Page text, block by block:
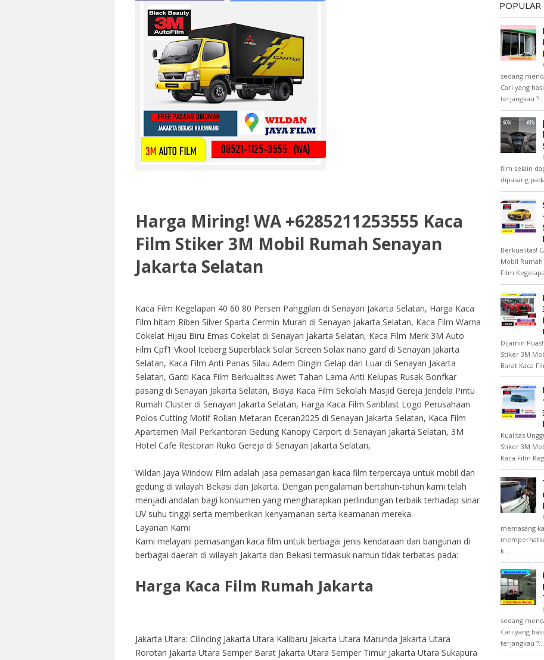
Harga Miring! WA +6285211253555 Kaca
Film Stiker 3M Mobil Rumah Senayan
Jakarta Selatan
Kaca Film Kegelapan 40 60 80 Persen Panggilan di Senayan Jakarta Selatan, Harga Kaca
Film hitam Riben Silver Sparta Cermin Murah di Senayan Jakarta Selatan, Kaca Film Warna
Cokelat Hijau Biru Emas Cokelat di Senayan Jakarta Selatan, Kaca Film Merk 3M Auto
Film Cpf1 Vkool Iceberg Superblack Solar Screen Solax nano gard di Senayan Jakarta
Selatan, Kaca Film Anti Panas Silau Adem Dingin Gelap dari Luar di Senayan Jakarta
Selatan, Ganti Kaca Film Berkualitas Awet Tahan Lama Anti Kelupas Rusak Bonfkar
pasang di Senayan Jakarta Selatan, Biaya Kaca Film Sekolah Masjid Gereja Jendela Pintu
Rumah Cluster di Senayan Jakarta Selatan, Harga Kaca Film Sanblast Logo Perusahaan
Polos Cutting Motif Rollan Metaran Eceran2025 di Senayan Jakarta Selatan, Kaca Film
Apartemen Mall Perkantoran Gedung Kanopy Carport di Senayan Jakarta Selatan, 3M
Hotel Cafe Restoran Ruko Gereja di Senayan Jakarta Selatan,
Wildan Jaya Window Film adalah jasa pemasangan kaca film terpercaya untuk mobil dan
gedung di wilayah Bekasi dan Jakarta. Dengan pengalaman bertahun-tahun kami telah
menjadi andalan bagi konsumen yang mengharapkan perlindungan terbaik terhadap sinar
UV suhu tinggi serta memberikan kenyamanan serta keamanan mereka.
Layanan Kami
Kami melayani pemasangan kaca film untuk berbagai jenis kendaraan dan bangunan di
berbagai daerah di wilayah Jakarta dan Bekasi termasuk namun tidak terbatas pada:
Harga Kaca Film Rumah Jakarta
Jakarta Utara: Cilincing Jakarta Utara Kalibaru Jakarta Utara Marunda Jakarta Utara
Rorotan Jakarta Utara Semper Barat Jakarta Utara Semper Timur Jakarta Utara Sukapura
POPULAR
sedang
Cari yang
terjangkau ?...
film selain
dipasang
Berkualitas!
Mobil Rumah
Film
Dijamin
Stiker 3M
Barat Kaca
Kualitas
Stiker 3M
Kaca Film
memasang
k...
sedang
Cari yang
terjangkau ?...